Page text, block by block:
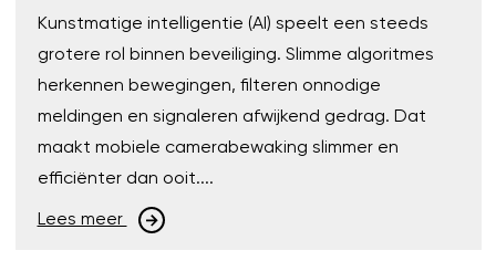
Kunstmatige intelligentie (AI) speelt een steeds
grotere rol binnen beveiliging. Slimme algoritmes
herkennen bewegingen, filteren onnodige
meldingen en signaleren afwijkend gedrag. Dat
maakt mobiele camerabewaking slimmer en
efficiënter dan ooit....
Lees meer